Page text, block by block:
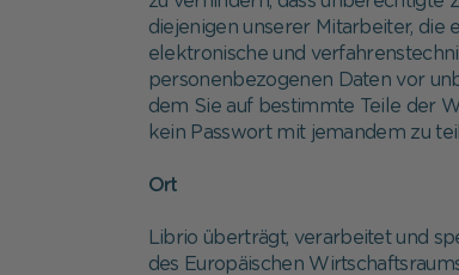
diejenigen unserer Mitarbeiter, die
elektronische und
personenbezogenen Daten vor
dem Sie auf bestimmte Teile der
kein Passwort mit jemandem zu
Ort
Librio überträgt, verarbeitet und
des Europäischen